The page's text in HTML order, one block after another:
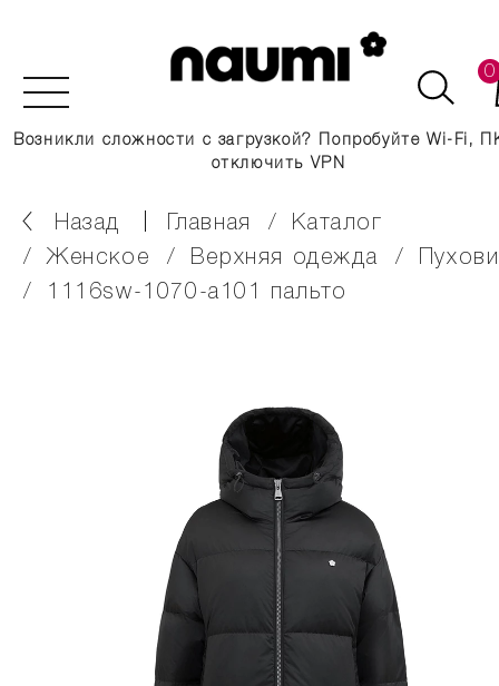
0
Возникли сложности с загрузкой? Попробуйте Wi-Fi,
отключить VPN
Назад главная
каталог
женское
верхняя одежда
1116sw-1070-a101 пальто